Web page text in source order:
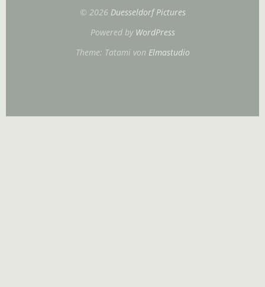
© 2026 Duesseldorf Pictures
Powered by WordPress
Theme: Tatami von Elmastudio